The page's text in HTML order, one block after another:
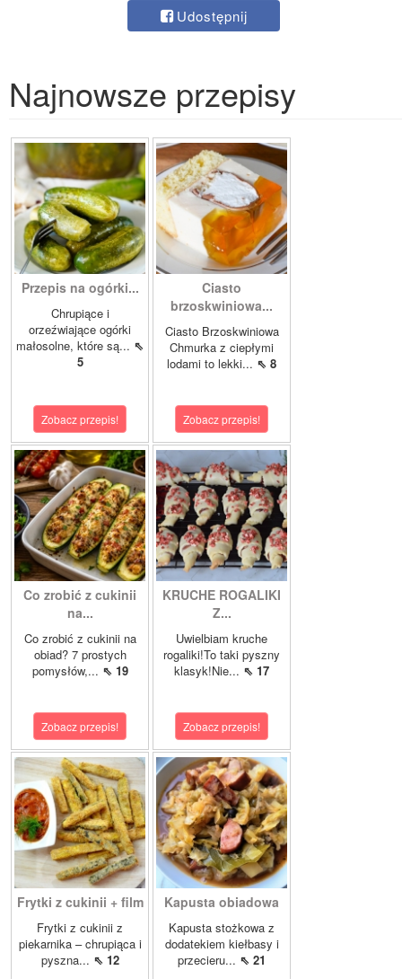
Udostępnij
Najnowsze przepisy
Przepis na ogórki...
Chrupiące i
orzeźwiające ogórki
małosolne, które są... ⇖
5
Zobacz przepis!
Ciasto
brzoskwiniowa...
Ciasto Brzoskwiniowa
Chmurka z ciepłymi
lodami to lekki... ⇖ 8
Zobacz przepis!
Co zrobić z cukinii
na...
Co zrobić z cukinii na
obiad? 7 prostych
pomysłów,... ⇖ 19
Zobacz przepis!
KRUCHE ROGALIKI
Z...
Uwielbiam kruche
rogaliki!To taki pyszny
klasyk!Nie... ⇖ 17
Zobacz przepis!
Frytki z cukinii + film
Frytki z cukinii z
piekarnika – chrupiąca i
pyszna... ⇖ 12
Kapusta obiadowa
Kapusta stożkowa z
dodatekiem kiełbasy i
przecieru... ⇖ 21